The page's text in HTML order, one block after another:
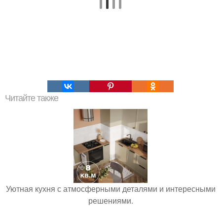
Читайте также
Уютная кухня с атмосферными деталями и интересными
решениями.